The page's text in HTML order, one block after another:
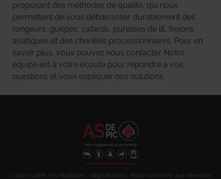
proposant des méthodes de qualité, qui nous
permettent de vous débarrasser durablement des
rongeurs, guêpes, cafards, punaises de lit, frelons
asiatiques et des chenilles processionnaires. Pour en
savoir plus, vous pouvez nous contacter. Notre
équipe est à votre écoute pour répondre à vos
questions et vous expliquer nos solutions.
Lutte contre les nuisibles : depuis 2001, nous sommes aux services